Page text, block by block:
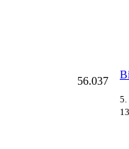
56.037
5.